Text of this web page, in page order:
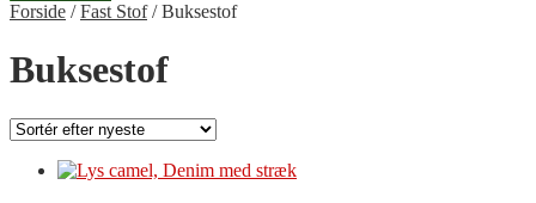
Forside /Fast Stof/Buksestof
Buksestof